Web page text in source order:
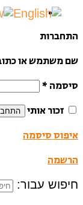
התחברות
שם משתמש או
סיסמה *
זכור אותי
איפוס סיסמה
הרשמה
חיפוש עבור: